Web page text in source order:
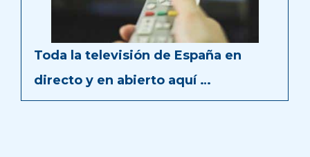
Toda la televisión de España en
directo y en abierto aquí …